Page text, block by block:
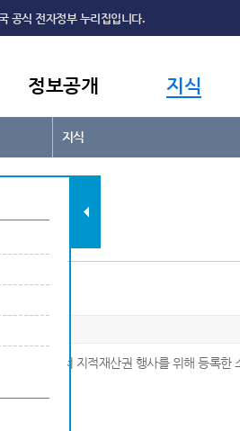
공식 전자정부 누리집입니다.
정보공개 지식
지식
및 국외에서 지적재산권 행사를 위해 등록한